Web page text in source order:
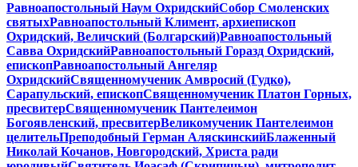
Равноапостольный Наум ОхридскийСобор Смоленских
святыхРавноапостольный Климент, архиепископ
Охридский, Величский (Болгарский)Равноапостольный
Савва ОхридскийРавноапостольный Горазд Охридский,
епископРавноапостольный Ангеляр
ОхридскийСвященномученик Амвросий (Гудко),
Сарапульский, епископСвященномученик Платон Горных,
пресвитерСвященномученик Пантелеимон
Богоявленский, пресвитерВеликомученик Пантелеимон
целительПреподобный Герман АляскинскийБлаженный
Николай Кочанов, Новгородский, Христа ради